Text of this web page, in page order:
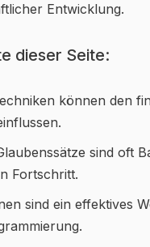
Entwicklung.
dieser Seite:
können den
sind oft
Fortschritt.
sind ein effektives